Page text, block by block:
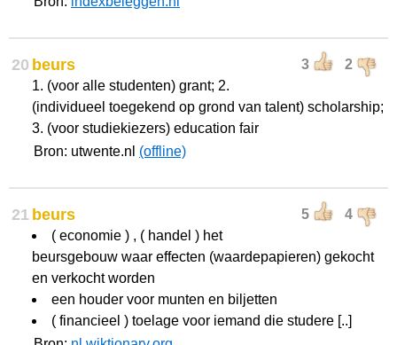
20 3 2
beurs
1. (voor alle studenten) grant; 2.
(individueel toegekend op grond van talent) scholarship;
3. (voor studiekiezers) education fair
Bron: utwente.nl (offline)
21 5 4
beurs
( economie ) , ( handel ) het
beursgebouw waar effecten (waardepapieren) gekocht
en verkocht worden
een houder voor munten en biljetten
( financieel ) toelage voor iemand die studere [..]